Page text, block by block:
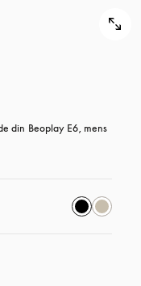
din Beoplay E6, mens